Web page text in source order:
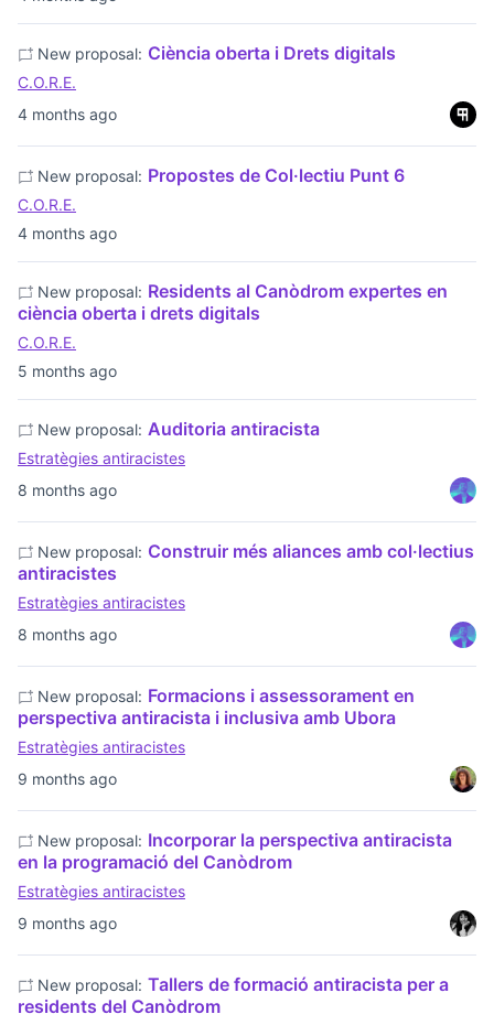
4 months ago
New proposal: Ciència oberta i Drets digitals
C.O.R.E.
4 months ago
New proposal: Propostes de Col·lectiu Punt 6
C.O.R.E.
5 months ago
New proposal: Residents al Canòdrom expertes en
ciència oberta i drets digitals
C.O.R.E.
8 months ago
New proposal: Auditoria antiracista
Estratègies antiracistes
8 months ago
New proposal: Construir més aliances amb col·lectius
antiracistes
Estratègies antiracistes
9 months ago
New proposal: Formacions i assessorament en
perspectiva antiracista i inclusiva amb Ubora
Estratègies antiracistes
9 months ago
New proposal: Incorporar la perspectiva antiracista
en la programació del Canòdrom
Estratègies antiracistes
New proposal: Tallers de formació antiracista per a
residents del Canòdrom